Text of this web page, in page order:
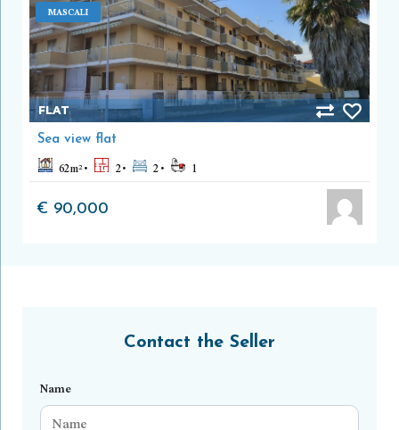
MASCALI
FLAT
Sea view flat
62m² 2 2 1
€ 90,000
Contact the Seller
Name